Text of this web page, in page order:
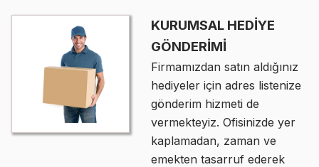
KURUMSAL HEDİYE
GÖNDERİMİ
Firmamızdan satın aldığınız
hediyeler için adres listenize
gönderim hizmeti de
vermekteyiz. Ofisinizde yer
kaplamadan, zaman ve
emekten tasarruf ederek